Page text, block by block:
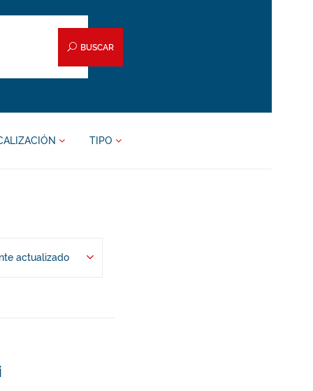
BUSCAR
TIPO
actualizado